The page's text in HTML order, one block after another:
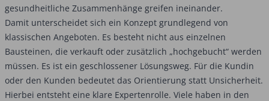
gesundheitliche Zusammenhänge greifen ineinander.
Damit unterscheidet sich ein Konzept grundlegend von
klassischen Angeboten. Es besteht nicht aus einzelnen
Bausteinen, die verkauft oder zusätzlich „hochgebucht“ werden
müssen. Es ist ein geschlossener Lösungsweg. Für die Kundin
oder den Kunden bedeutet das Orientierung statt Unsicherheit.
Hierbei entsteht eine klare Expertenrolle. Viele haben in den